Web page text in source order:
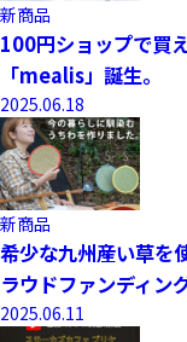
新商品
100円ショップで買
「mealis」誕生。
2025.06.18
新商品
希少な九州産い草を
ラウドファンディン
2025.06.11